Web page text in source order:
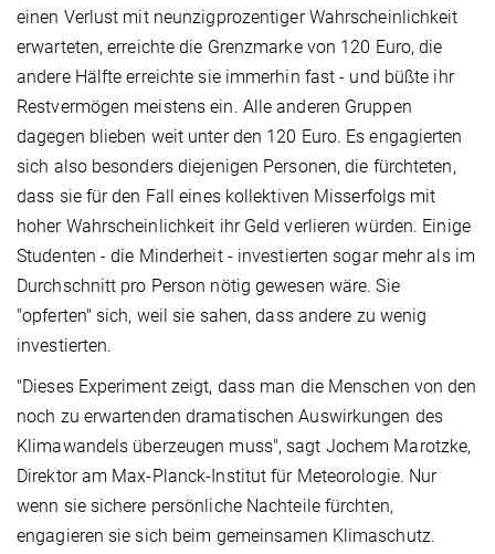
einen Verlust mit neunzigprozentiger Wahrscheinlichkeit
erwarteten, erreichte die Grenzmarke von 120 Euro, die
andere Hälfte erreichte sie immerhin fast - und büßte ihr
Restvermögen meistens ein. Alle anderen Gruppen
dagegen blieben weit unter den 120 Euro. Es engagierten
sich also besonders diejenigen Personen, die fürchteten,
dass sie für den Fall eines kollektiven Misserfolgs mit
hoher Wahrscheinlichkeit ihr Geld verlieren würden. Einige
Studenten - die Minderheit - investierten sogar mehr als im
Durchschnitt pro Person nötig gewesen wäre. Sie
"opferten" sich, weil sie sahen, dass andere zu wenig
investierten.
"Dieses Experiment zeigt, dass man die Menschen von den
noch zu erwartenden dramatischen Auswirkungen des
Klimawandels überzeugen muss", sagt Jochem Marotzke,
Direktor am Max-Planck-Institut für Meteorologie. Nur
wenn sie sichere persönliche Nachteile fürchten,
engagieren sie sich beim gemeinsamen Klimaschutz.